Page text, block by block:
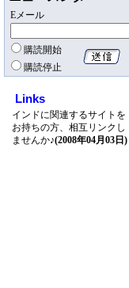
Eメール
購読開始
購読停止
Links
インドに関連するサイトを
お持ちの方、相互リンクし
ませんか♪(2008年04月03日)